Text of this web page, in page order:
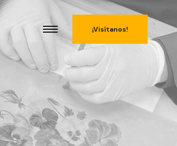
¡Visítanos!